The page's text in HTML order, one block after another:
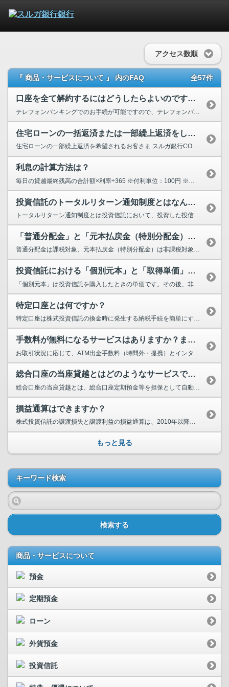
アクセス数順
『 商品・サービスについて 』 内のFAQ 全57件
口座を全て解約するにはどうしたらよいのですか？
テレフォンバンキングでのお手続が可能ですので、テレフォンバンキングの第１暗証番号・第２暗証...
住宅ローンの一括返済または一部繰上返済をしたいのですが？
住宅ローンの一部繰上返済を希望されるお客さま スルガ銀行CONNECTアプリをご利用されてい...
利息の計算方法は？
投資信託のトータルリターン通知制度とはなんですか？
トータルリターン通知制度とは投資信託において、投資した投信の元本増減と分配金によるお受取額を合...
「普通分配金」と「元本払戻金（特別分配金）」は何が違うのですか？
普通分配金は課税対象、元本払戻金（特別分配金）は非課税対象となります。具体的には、ファンド決算...
投資信託における「個別元本」と「取得単価」の違いは何ですか？
「個別元本」は投資信託を購入したときの単価です。その後、非課税分の元本払戻金（特別分配金）を受...
特定口座とは何ですか？
特定口座は株式投資信託の換金時に発生する納税手続を簡単にする制度です。特定口座内のお取...
手数料が無料になるサービスはありますか？また、条件はありますか？
総合口座の当座貸越とはどのようなサービスですか？
総合口座の当座貸越とは、総合口座定期預金等を担保として自動融資（当座貸越）を行う機能です。...
損益通算はできますか？
株式投資信託の譲渡損失と譲渡利益の損益通算は、2010年以降、買取請求、解約請求（償還）い...
もっと見る
キーワード検索
検索する
商品・サービスについて
預金
定期預金
ローン
外貨預金
投資信託